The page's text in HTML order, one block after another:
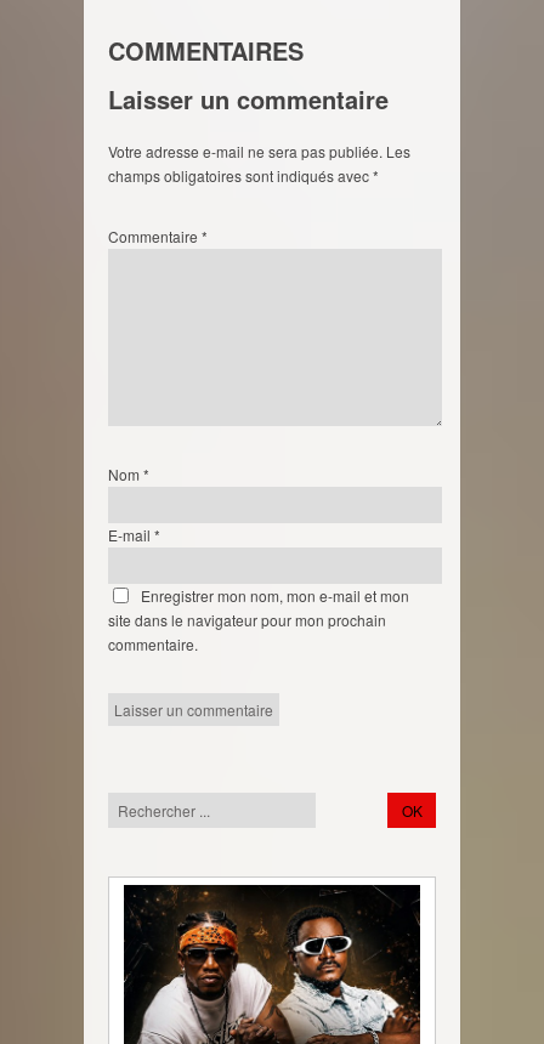
COMMENTAIRES
Laisser un commentaire
Votre adresse e-mail ne sera pas publiée. Les
champs obligatoires sont indiqués avec*
Commentaire *
Nom *
E-mail *
Enregistrer mon nom, mon e-mail et mon
site dans le navigateur pour mon prochain
commentaire.